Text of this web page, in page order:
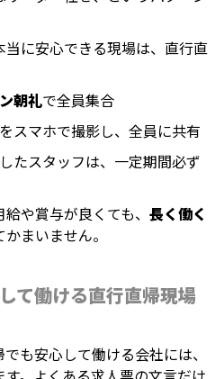
に安心できる現場は、直行直
朝礼で全員集合
スマホで撮影し、全員に共有
たスタッフは、一定期間必ず
や賞与が良くても、 長く働く
まいません。
て働ける直行直帰現場
も安心して働ける会社には、